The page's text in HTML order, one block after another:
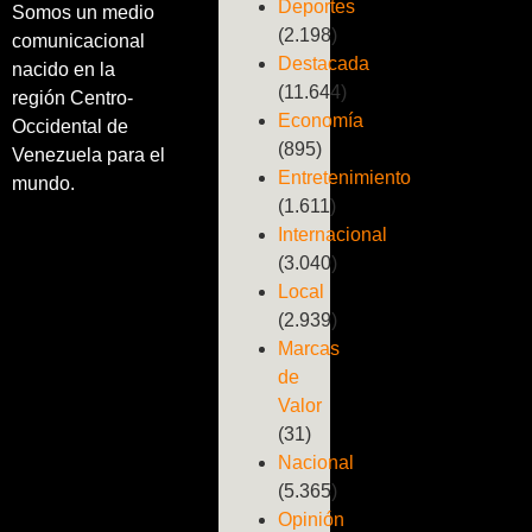
Somos un medio
comunicacional
nacido en la
región Centro-
Occidental de
Venezuela para el
mundo.
Deportes
(2.198)
Destacada
(11.644)
Economía
(895)
Entretenimiento
(1.611)
Internacional
(3.040)
Local
(2.939)
Marcas
de
Valor
(31)
Nacional
(5.365)
Opinión